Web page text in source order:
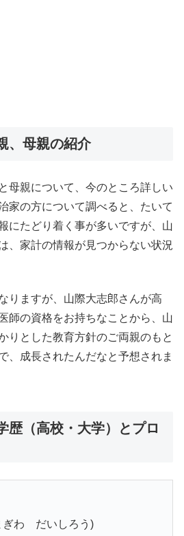
、母親の紹介
母親について、今のところ詳しい
家の方について調べると、たいて
にたどり着く事が多いですが、山
、家計の情報が見つからない状況
りますが、山際大志郎さんが高
師の資格をお持ちなことから、山
りとした教育方針のご両親のもと
、成長されたんだなと予想されま
歴（高校・大学）とプロ
わ だいしろう)